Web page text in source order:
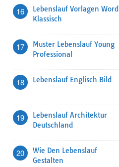
16
Lebenslauf Vorlagen Word
Klassisch
17
Muster Lebenslauf Young
Professional
18 Lebenslauf Englisch Bild
19
Lebenslauf Architektur
Deutschland
20
Wie Den Lebenslauf
Gestalten